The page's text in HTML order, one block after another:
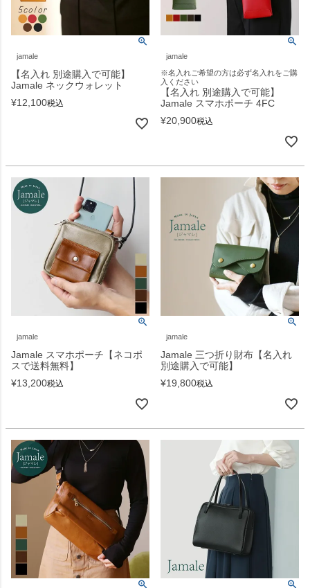
jamale
【名入れ 別途購入で可能】
Jamale ネックウォレット
¥12,100税込
jamale
※名入れご希望の方は必ず名入れをご購
入ください
【名入れ 別途購入で可能】
Jamale スマホポーチ 4FC
¥20,900税込
jamale
Jamale スマホポーチ【ネコポ
スで送料無料】
¥13,200税込
jamale
Jamale 三つ折り財布【名入れ
別途購入で可能】
¥19,800税込